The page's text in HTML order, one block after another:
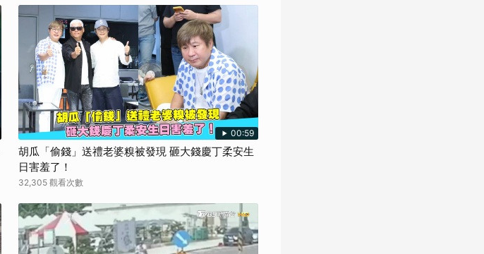
00:59
胡瓜「偷錢」送禮老婆糗被發現 砸大錢慶丁柔安生
日害羞了！
32,305 觀看次數